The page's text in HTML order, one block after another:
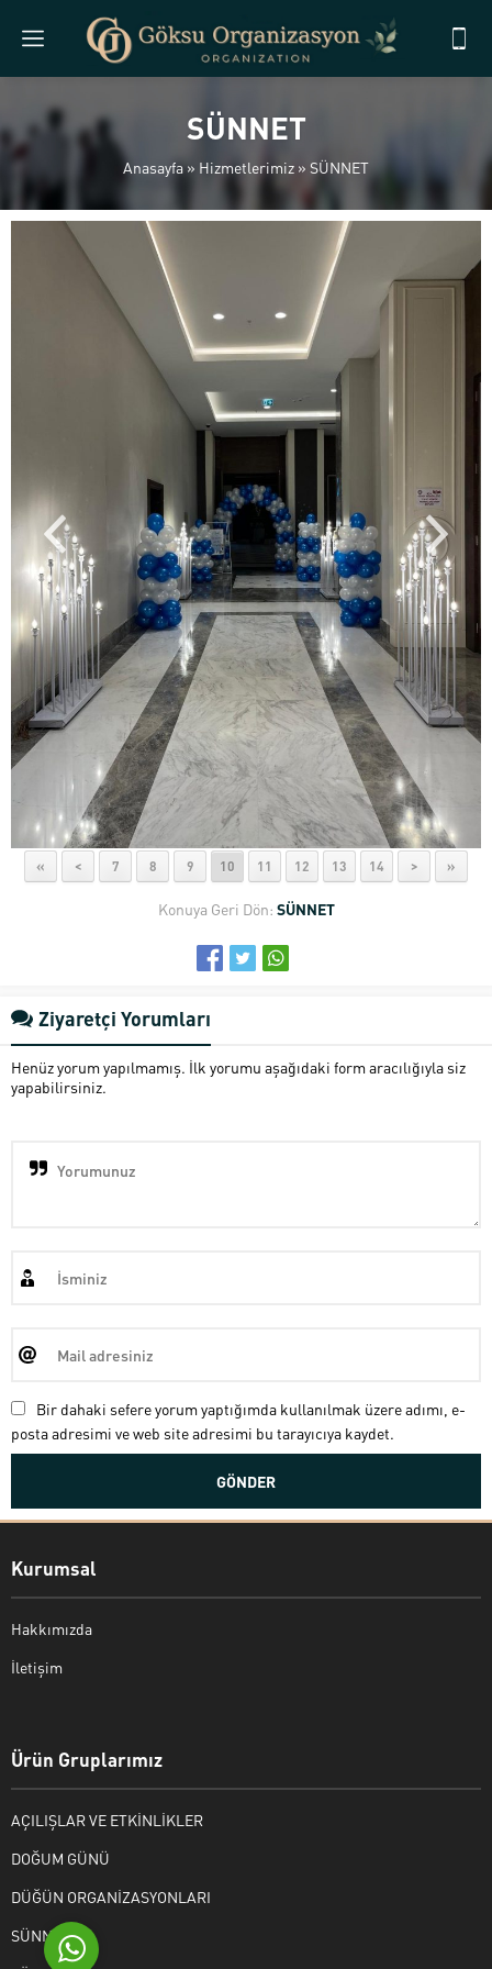
SÜNNET
Anasayfa» Hizmetlerimiz » SÜNNET
« < 7 8 9 10 11 12 13 14 > »
Konuya Geri Dön: SÜNNET
Ziyaretçi Yorumları
Henüz yorum yapılmamış. İlk yorumu aşağıdaki form aracılığıyla siz
yapabilirsiniz.
Bir dahaki sefere yorum yaptığımda kullanılmak üzere adımı, e-
posta adresimi ve web site adresimi bu tarayıcıya kaydet.
Kurumsal
Hakkımızda
İletişim
Ürün Gruplarımız
AÇILIŞLAR VE ETKİNLİKLER
DOĞUM GÜNÜ
DÜĞÜN ORGANİZASYONLARI
SÜNNET